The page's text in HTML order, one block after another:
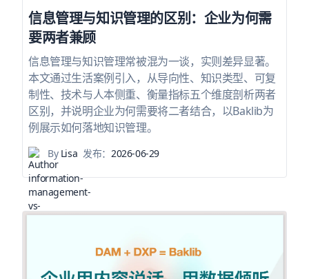
信息管理与知识管理的区别：企业为何需
要两者兼顾
信息管理与知识管理常被混为一谈，实则差异显著。
本文通过生活案例引入，从导向性、知识类型、可复
制性、技术与人本侧重、衡量指标五个维度剖析两者
区别，并说明企业为何需要将二者结合，以Baklib为
例展示如何落地知识管理。
ByLisa 发布：2026-06-29